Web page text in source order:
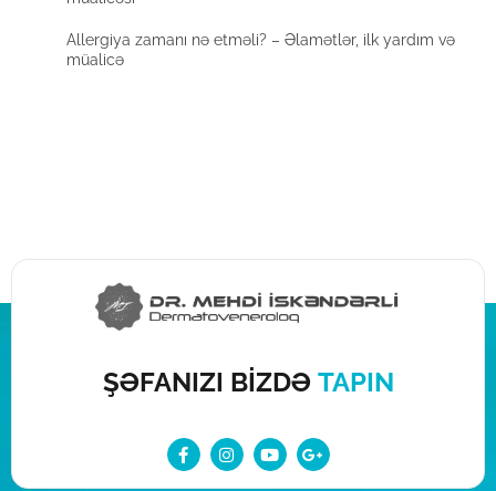
Allergiya zamanı nə etməli? – Əlamətlər, ilk yardım və
müalicə
ŞƏFANIZI BİZDƏ TAPIN